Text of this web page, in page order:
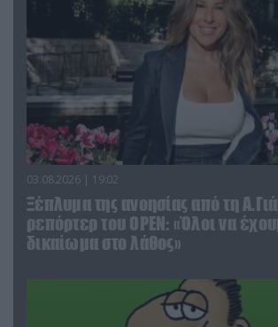
03.08.2026 | 19:02
Ξέπλυμα της ανοησίας από τη
ρεπόρτερ του ΟΡΕΝ: «Όλοι να
δικαίωμα στο λάθος»